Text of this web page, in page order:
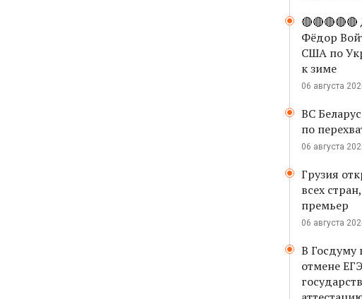
Фёдор
США по
к зиме
06 августа
ВС
по
06 августа
Грузия
всех
премьер
06 августа
В Госдуму
отмене